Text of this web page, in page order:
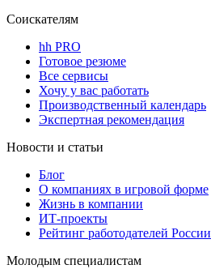
Соискателям
hh PRO
Готовое резюме
Все сервисы
Хочу у вас работать
Производственный календарь
Экспертная рекомендация
Новости и статьи
Блог
О компаниях в игровой форме
Жизнь в компании
ИТ-проекты
Рейтинг работодателей России
Молодым специалистам